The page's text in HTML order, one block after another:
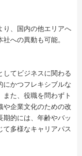
り、国内の他エリアへ
への異動も可能。
してビジネスに関わる
にかつフレキシブルな
た、役職を問わずト
や企業文化のための改
期的には、年齢やバッ
て多様なキャリアパス